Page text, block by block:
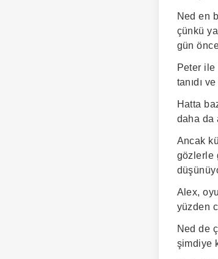
Ned en
çünkü
gün
Peter
tanıdı
Hatta
daha da
Ancak
gözlerle
Alex,
yüzden
Ned de
şimdiye